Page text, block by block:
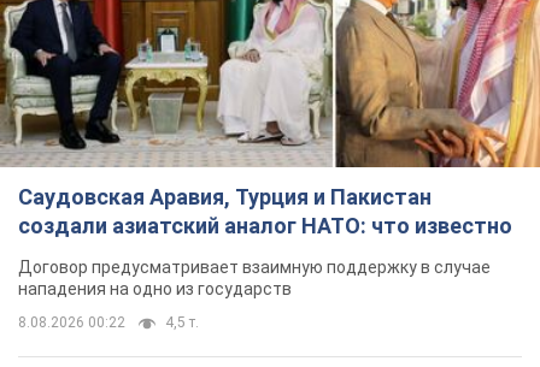
Саудовская Аравия, Турция и Пакистан
создали азиатский аналог НАТО: что известно
Договор предусматривает взаимную поддержку в случае
нападения на одно из государств
8.08.2026 00:22 4,5 т.